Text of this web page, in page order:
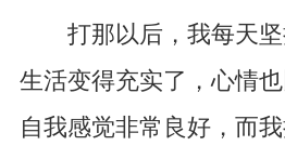
打那以后，我每天坚
生活变得充实了，心情
自我感觉非常良好，而